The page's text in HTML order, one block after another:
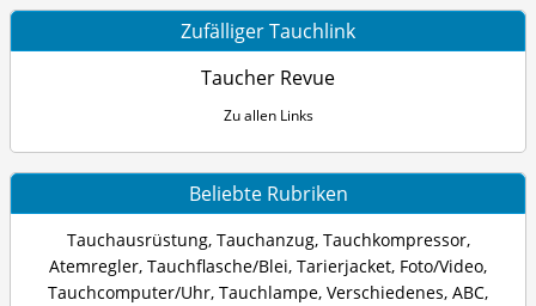
Zufälliger Tauchlink
Taucher Revue
Zu allen Links
Beliebte Rubriken
Tauchausrüstung, Tauchanzug, Tauchkompressor,
Atemregler, Tauchflasche/Blei, Tarierjacket, Foto/Video,
Tauchcomputer/Uhr, Tauchlampe, Verschiedenes, ABC,